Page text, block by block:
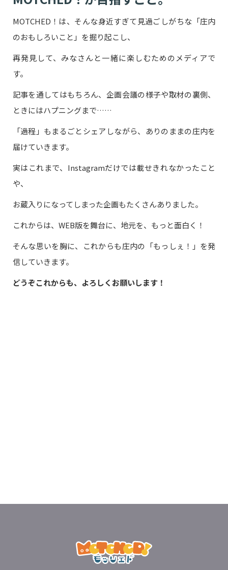
MOTCHED！は、そんな身近すぎて見過ごしがちな「庄内
のおもしろいこと」を掘り起こし、
再発見して、みなさんと一緒に楽しむためのメディアで
す。
記事を通してはもちろん、企画会議の様子や取材の裏側、
ときにはハプニングまで……
「過程」もまるごとシェアしながら、ありのままの庄内を
届けていきます。
実はこれまで、Instagramだけでは載せきれなかったこと
や、
お蔵入りになってしまった企画もたくさんありました。
これからは、WEB版を舞台に、地元を、もっと面白く！
そんな思いを胸に、これからも庄内の「もっしぇ！」を発
信していきます。
どうぞこれからも、よろしくお願いします！